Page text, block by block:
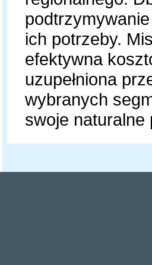
ich potrzeby.
efektywna
uzupełniona
wybranych
swoje naturalne